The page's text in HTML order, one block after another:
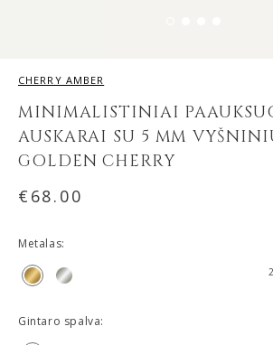
CHERRY AMBER
MINIMALISTINIAI
AUSKARAI SU 5 MM
GOLDEN CHERRY
€ 68.00
Metalas:
Gintaro spalva: